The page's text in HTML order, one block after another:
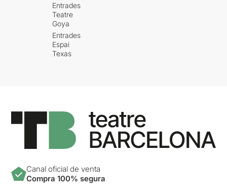
Entrades
Teatre
Goya
Entrades
Espai
Texas
Canal oficial de venta
Compra 100% segura